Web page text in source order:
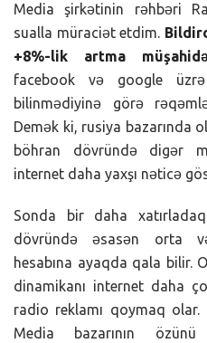
Media şirkətinin rəhbəri
sualla müraciət etdim.
+8%-lik artma
facebook və google
bilinmədiyinə görə
Demək ki, rusiya bazarında
böhran dövründə digər
internet daha yaxşı nəticə
Sonda bir daha
dövründə əsasən orta
hesabına ayaqda qala bilir.
dinamikanı internet daha
radio reklamı qoymaq
Media bazarının